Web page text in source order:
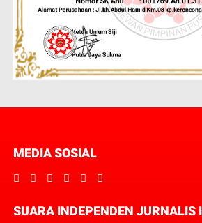
MEDIA SOSIAL
SUARA INDEPENDEN JURNALIS